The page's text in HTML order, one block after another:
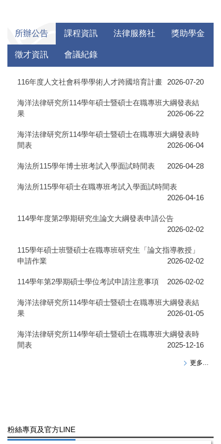
所辦公告 課程資訊 法律服務社 獎助學金
徵才資訊 會議紀錄
116年度人文社會科學學術人才跨國培育計畫 2026-07-20
海洋法律研究所114學年碩士暨碩士在職專班大綱發表結
果
2026-06-22
海洋法律研究所114學年碩士暨碩士在職專班大綱發表時
間表
2026-06-04
海法所115學年博士班考試入學面試時間表 2026-04-28
海法所115學年碩士在職專班考試入學面試時間表
2026-04-16
114學年度第2學期研究生論文大綱發表申請公告
2026-02-02
115學年碩士班暨碩士在職專班研究生「論文指導教授」
申請作業
2026-02-02
114學年第2學期碩士學位考試申請注意事項 2026-02-02
海洋法律研究所114學年碩士暨碩士在職專班大綱發表結
果
2026-01-05
海洋法律研究所114學年碩士暨碩士在職專班大綱發表時
間表
2025-12-16
更多...
粉絲專頁及官方LINE